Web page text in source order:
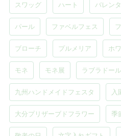
スワッグ ハート バレン
パール ファベルフェス
ブローチ プルメリア ホ
モネ モネ展 ラブラドー
九州ハンドメイドフェスタ 入
大分プリザーブドフラワー 季